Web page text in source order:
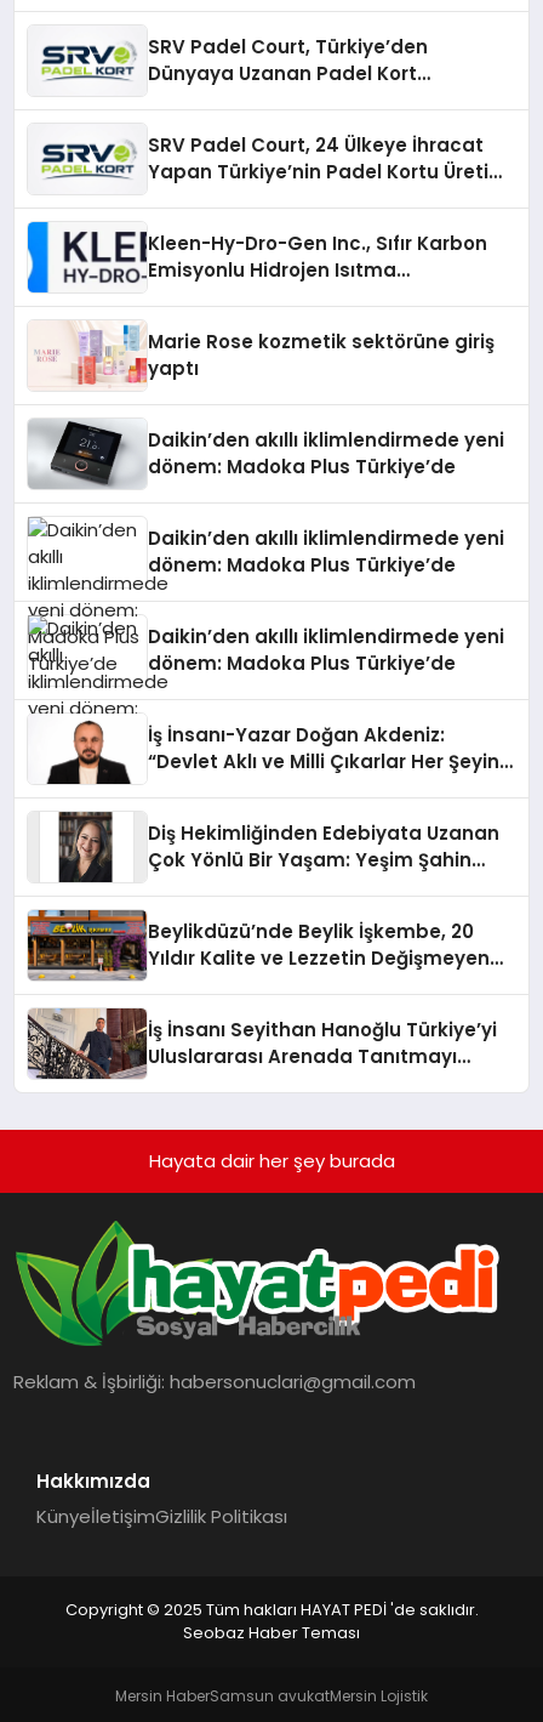
SRV Padel Court, Türkiye’den
Dünyaya Uzanan Padel Kort
SRV Padel Court, 24 Ülkeye İhracat
Yapan Türkiye’nin Padel Kortu Üretim
Kleen-Hy-Dro-Gen Inc., Sıfır Karbon
Emisyonlu Hidrojen Isıtma
Marie Rose kozmetik sektörüne giriş
yaptı
Daikin’den akıllı iklimlendirmede yeni
dönem: Madoka Plus Türkiye’de
Daikin’den akıllı iklimlendirmede yeni
dönem: Madoka Plus Türkiye’de
Daikin’den akıllı iklimlendirmede yeni
dönem: Madoka Plus Türkiye’de
İş İnsanı-Yazar Doğan Akdeniz:
“Devlet Aklı ve Milli Çıkarlar Her Şeyin
Diş Hekimliğinden Edebiyata Uzanan
Çok Yönlü Bir Yaşam: Yeşim Şahin
Beylikdüzü’nde Beylik İşkembe, 20
Yıldır Kalite ve Lezzetin Değişmeyen
İş İnsanı Seyithan Hanoğlu Türkiye’yi
Uluslararası Arenada Tanıtmayı
Hayata dair her şey burada
Reklam & İşbirliği:habersonuclari@gmail.com
Hakkımızda
KünyeİletişimGizlilik Politikası
Copyright © 2025 Tüm hakları HAYAT PEDİ 'de saklıdır.
Seobaz Haber Teması
Mersin HaberSamsun avukatMersin Lojistik